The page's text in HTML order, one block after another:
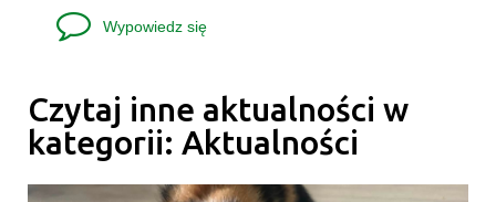
Wypowiedz się
Czytaj inne aktualności w
kategorii: Aktualności